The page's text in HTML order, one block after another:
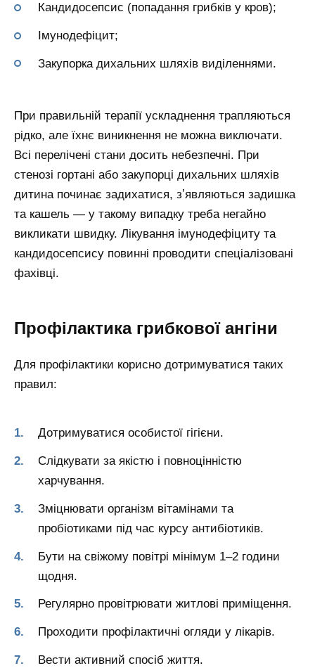
Кандидосепсис (попадання грибків у кров);
Імунодефіцит;
Закупорка дихальних шляхів виділеннями.
При правильній терапії ускладнення трапляються
рідко, але їхнє виникнення не можна виключати.
Всі перелічені стани досить небезпечні. При
стенозі гортані або закупорці дихальних шляхів
дитина починає задихатися, зʼявляються задишка
та кашель — у такому випадку треба негайно
викликати швидку. Лікування імунодефіциту та
кандидосепсису повинні проводити спеціалізовані
фахівці.
Профілактика грибкової ангіни
Для профілактики корисно дотримуватися таких
правил:
Дотримуватися особистої гігієни.
Слідкувати за якістю і повноцінністю
харчування.
Зміцнювати організм вітамінами та
пробіотиками під час курсу антибіотиків.
Бути на свіжому повітрі мінімум 1–2 години
щодня.
Регулярно провітрювати житлові приміщення.
Проходити профілактичні огляди у лікарів.
Вести активний спосіб життя.